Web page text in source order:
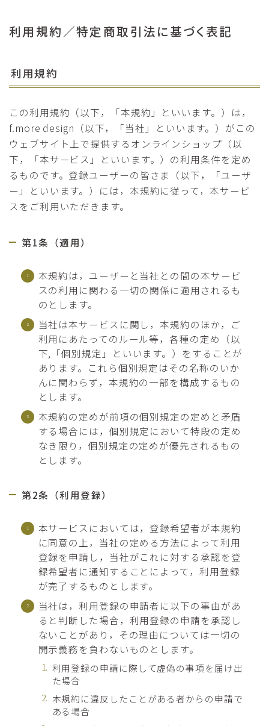
利用規約／特定商取引法に基づく表記
利用規約
この利用規約（以下，「本規約」といいます。）は，
f.more design（以下，「当社」といいます。）がこの
ウェブサイト上で提供するオンラインショップ（以
下，「本サービス」といいます。）の利用条件を定め
るものです。登録ユーザーの皆さま（以下，「ユーザ
ー」といいます。）には，本規約に従って，本サービ
スをご利用いただきます。
第1条（適用）
本規約は，ユーザーと当社との間の本サービ
スの利用に関わる一切の関係に適用されるも
のとします。
当社は本サービスに関し，本規約のほか，ご
利用にあたってのルール等，各種の定め（以
下,「個別規定」といいます。）をすることが
あります。これら個別規定はその名称のいか
んに関わらず，本規約の一部を構成するもの
とします。
本規約の定めが前項の個別規定の定めと矛盾
する場合には，個別規定において特段の定め
なき限り，個別規定の定めが優先されるもの
とします。
第2条（利用登録）
本サービスにおいては，登録希望者が本規約
に同意の上，当社の定める方法によって利用
登録を申請し，当社がこれに対する承認を登
録希望者に通知することによって，利用登録
が完了するものとします。
当社は，利用登録の申請者に以下の事由があ
ると判断した場合，利用登録の申請を承認し
ないことがあり，その理由については一切の
開示義務を負わないものとします。
利用登録の申請に際して虚偽の事項を届け出
た場合
本規約に違反したことがある者からの申請で
ある場合